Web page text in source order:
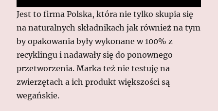
Jest to firma Polska, która nie tylko skupia się
na naturalnych składnikach jak również na tym
by opakowania były wykonane w 100% z
recyklingu i nadawały się do ponownego
przetworzenia. Marka też nie testuję na
zwierzętach a ich produkt większości są
wegańskie.